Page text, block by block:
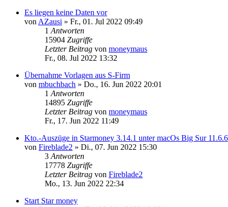
Es liegen keine Daten vor
von AZausi » Fr., 01. Jul 2022 09:49
1 Antworten
15904 Zugriffe
Letzter Beitrag von moneymaus
Fr., 08. Jul 2022 13:32
Übernahme Vorlagen aus S-Firm
von mbuchbach » Do., 16. Jun 2022 20:01
1 Antworten
14895 Zugriffe
Letzter Beitrag von moneymaus
Fr., 17. Jun 2022 11:49
Kto.-Auszüge in Starmoney 3.14.1 unter macOs Big Sur 11.6.6
von Fireblade2 » Di., 07. Jun 2022 15:30
3 Antworten
17778 Zugriffe
Letzter Beitrag von Fireblade2
Mo., 13. Jun 2022 22:34
Start Star money